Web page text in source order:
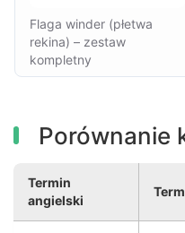
Flaga winder (płetwa
rekina) – zestaw
kompletny
Porównanie
Termin
angielski